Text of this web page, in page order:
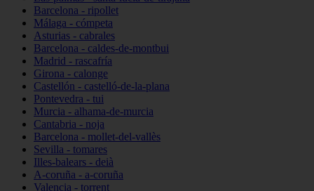
Barcelona - ripollet
Málaga - cómpeta
Asturias - cabrales
Barcelona - caldes-de-montbui
Madrid - rascafría
Girona - calonge
Castellón - castelló-de-la-plana
Pontevedra - tui
Murcia - alhama-de-murcia
Cantabria - noja
Barcelona - mollet-del-vallès
Sevilla - tomares
Illes-balears - deià
A-coruña - a-coruña
Valencia - torrent